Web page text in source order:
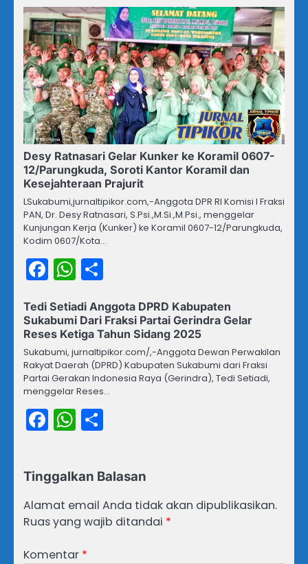
Desy Ratnasari Gelar Kunker ke Koramil 0607-
12/Parungkuda, Soroti Kantor Koramil dan
Kesejahteraan Prajurit
LSukabumi,jurnaltipikor.com,-Anggota DPR RI Komisi I Fraksi
PAN, Dr. Desy Ratnasari, S.Psi.,M.Si.,M.Psi., menggelar
Kunjungan Kerja (Kunker) ke Koramil 0607-12/Parungkuda,
Kodim 0607/Kota…
Facebook
WhatsApp
Tedi Setiadi Anggota DPRD Kabupaten
Sukabumi Dari Fraksi Partai Gerindra Gelar
Reses Ketiga Tahun Sidang 2025
Sukabumi, jurnaltipikor.com/,-Anggota Dewan Perwakilan
Rakyat Daerah (DPRD) Kabupaten Sukabumi dari Fraksi
Partai Gerakan Indonesia Raya (Gerindra), Tedi Setiadi,
menggelar Reses…
Facebook
WhatsApp
Tinggalkan Balasan
Alamat email Anda tidak akan dipublikasikan.
Ruas yang wajib ditandai *
Komentar *